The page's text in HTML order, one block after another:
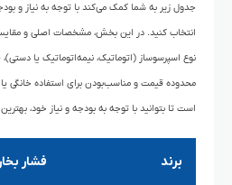
جدول زیر به شما کمک می‌کند با توجه به نیاز و
انتخاب کنید. در این بخش، مشخصات اصلی و
نوع اسپرسوساز (اتوماتیک، نیمه‌اتوماتیک یا
محدوده قیمت و مناسب‌بودن برای استفاده خانگی
است تا بتوانید با توجه به بودجه و نیاز خود،
برند فشار بخار